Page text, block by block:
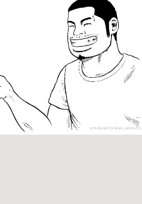
produced by kazu.yanseさん